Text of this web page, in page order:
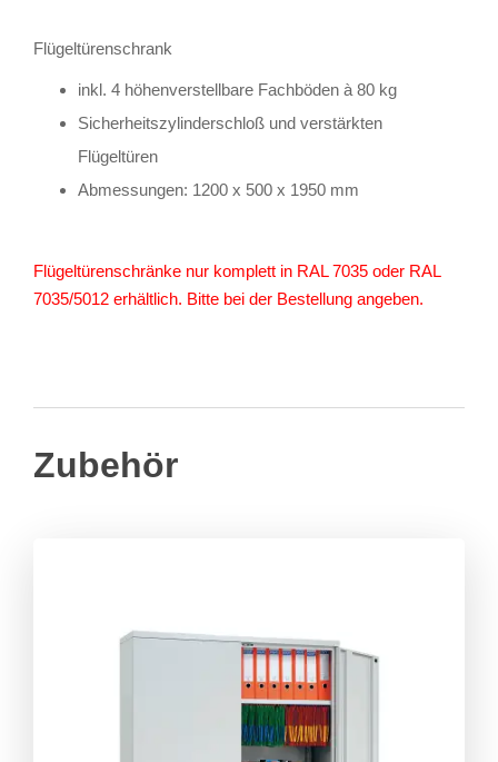
Flügeltürenschrank
inkl. 4 höhenverstellbare Fachböden à 80 kg
Sicherheitszylinderschloß und verstärkten
Flügeltüren
Abmessungen: 1200 x 500 x 1950 mm
Flügeltürenschränke nur komplett in RAL 7035 oder RAL
7035/5012 erhältlich. Bitte bei der Bestellung angeben.
Zubehör